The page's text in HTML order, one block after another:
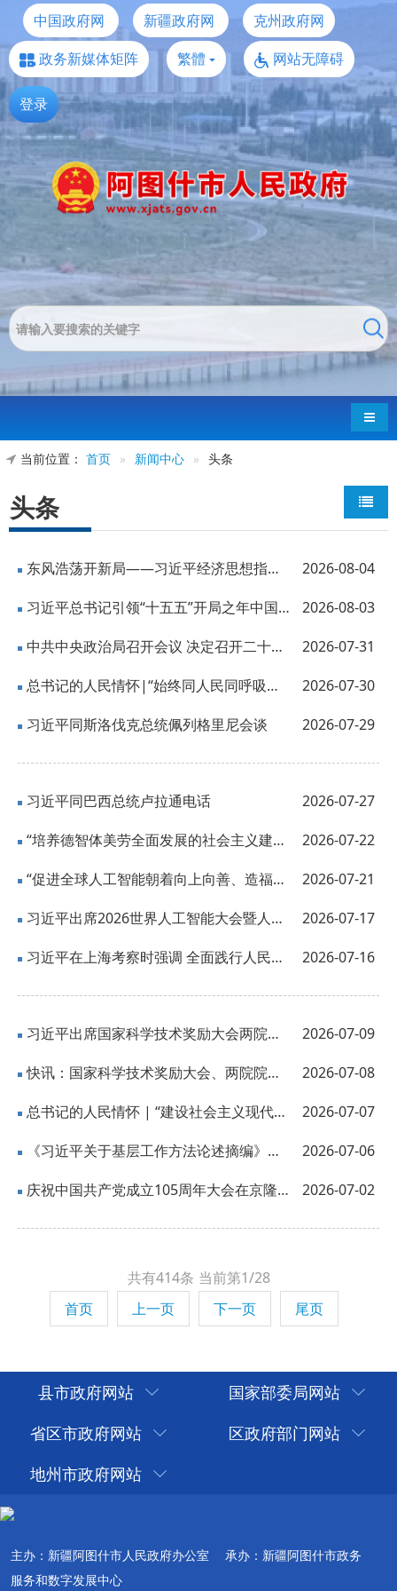
中国政府网 新疆政府网
克州政府网
政务新媒体矩阵
繁體 网站无障碍
登录
导航
当前位置： 首页 » 新闻中心 » 头条
头条
2026-08-04
东风浩荡开新局——习近平经济思想指引中国经济高质量发展行稳致远
2026-08-03
习近平总书记引领“十五五”开局之年中国经济破浪前行
2026-07-31
中共中央政治局召开会议 决定召开二十届五中全会 分析研究当前经济形势和经济工作...
2026-07-30
总书记的人民情怀|“始终同人民同呼吸、共命运、心连心”
2026-07-29
习近平同斯洛伐克总统佩列格里尼会谈
2026-07-27
习近平同巴西总统卢拉通电话
2026-07-22
“培养德智体美劳全面发展的社会主义建设者和接班人”——习近平总书记的重要论述...
2026-07-21
“促进全球人工智能朝着向上向善、造福人类的方向发展”——习近平主席出席二〇二...
2026-07-17
习近平出席2026世界人工智能大会暨人工智能全球治理高级别会议开幕式并发表主旨讲...
2026-07-16
习近平在上海考察时强调 全面践行人民城市理念 高质量推进城市更新
2026-07-09
习近平出席国家科学技术奖励大会两院院士大会中国科协第十一次全国代表大会并发表...
2026-07-08
快讯：国家科学技术奖励大会、两院院士大会、中国科协第十一次全国代表大会8日上午...
2026-07-07
总书记的人民情怀 | “建设社会主义现代化强国，关键在科技自立自强”
2026-07-06
《习近平关于基层工作方法论述摘编》出版发行
2026-07-02
庆祝中国共产党成立105周年大会在京隆重举行
共有414条 当前第1/28
首页
上一页 下一页 尾页
县市政府网站
国家部委局网站
省区市政府网站
区政府部门网站
地州市政府网站
主办：新疆阿图什市人民政府办公室
承办：新疆阿图什市政务
服务和数字发展中心